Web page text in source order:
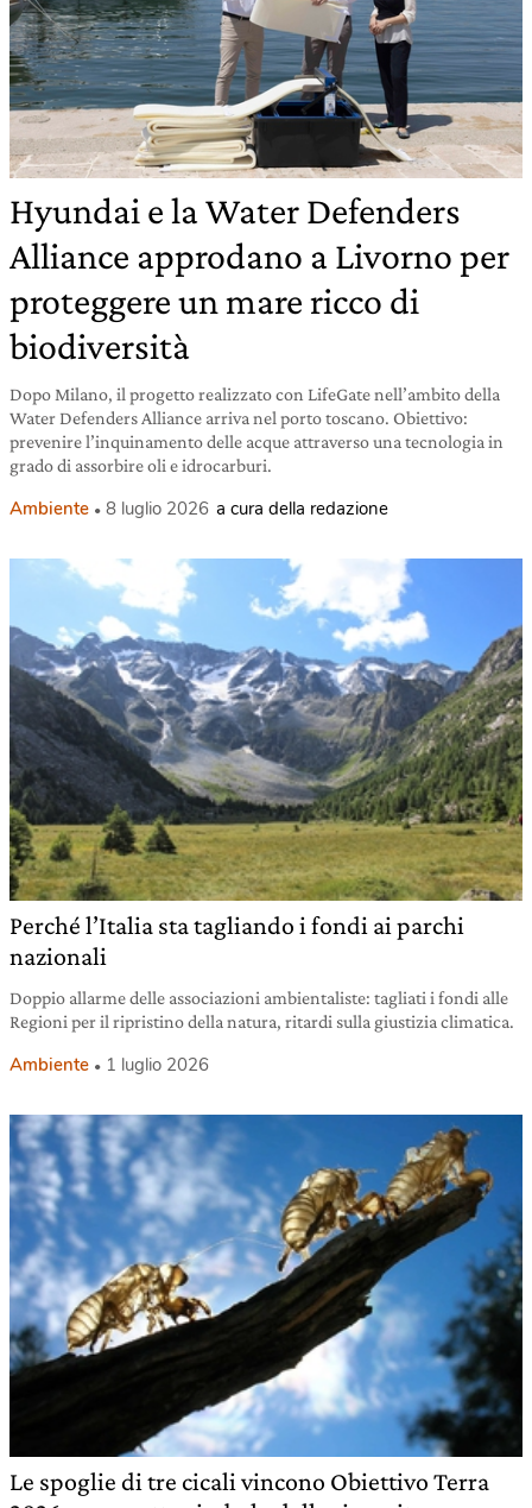
Hyundai e la Water Defenders
Alliance approdano a Livorno per
proteggere un mare ricco di
biodiversità
Dopo Milano, il progetto realizzato con LifeGate nell’ambito della
Water Defenders Alliance arriva nel porto toscano. Obiettivo:
prevenire l’inquinamento delle acque attraverso una tecnologia in
grado di assorbire oli e idrocarburi.
Ambiente 8 luglio 2026 a cura della redazione
Perché l’Italia sta tagliando i fondi ai parchi
nazionali
Doppio allarme delle associazioni ambientaliste: tagliati i fondi alle
Regioni per il ripristino della natura, ritardi sulla giustizia climatica.
Ambiente 1 luglio 2026
Le spoglie di tre cicali vincono Obiettivo Terra